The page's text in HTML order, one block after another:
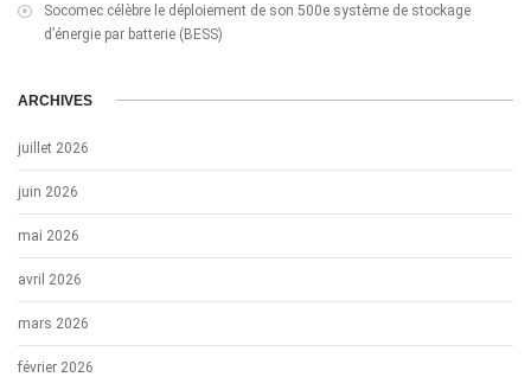
Socomec célèbre le déploiement de son 500e système de stockage
d’énergie par batterie (BESS)
ARCHIVES
juillet 2026
juin 2026
mai 2026
avril 2026
mars 2026
février 2026